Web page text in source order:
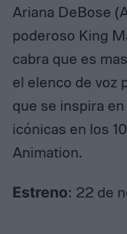
Ariana DeBose
poderoso King
cabra que es
el elenco de voz
que se inspira
icónicas en los
Animation.
Estreno: 22 de